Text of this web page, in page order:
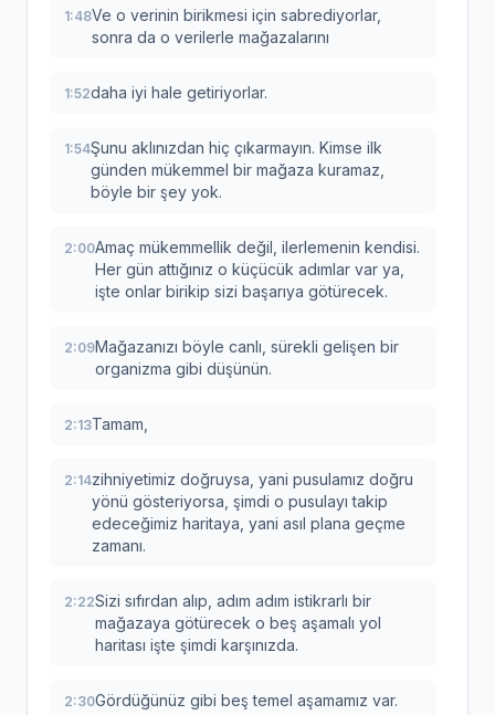
1:48Ve o verinin birikmesi için sabrediyorlar,
sonra da o verilerle mağazalarını
1:52daha iyi hale getiriyorlar.
1:54Şunu aklınızdan hiç çıkarmayın. Kimse ilk
günden mükemmel bir mağaza kuramaz,
böyle bir şey yok.
2:00Amaç mükemmellik değil, ilerlemenin kendisi.
Her gün attığınız o küçücük adımlar var ya,
işte onlar birikip sizi başarıya götürecek.
2:09Mağazanızı böyle canlı, sürekli gelişen bir
organizma gibi düşünün.
2:13Tamam,
2:14zihniyetimiz doğruysa, yani pusulamız doğru
yönü gösteriyorsa, şimdi o pusulayı takip
edeceğimiz haritaya, yani asıl plana geçme
zamanı.
2:22Sizi sıfırdan alıp, adım adım istikrarlı bir
mağazaya götürecek o beş aşamalı yol
haritası işte şimdi karşınızda.
2:30Gördüğünüz gibi beş temel aşamamız var.